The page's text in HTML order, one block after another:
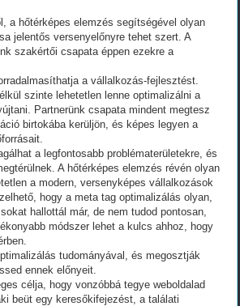
a hőtérképes elemzés segítségével olyan
jelentős versenyelőnyre tehet szert. A
szakértői csapata éppen ezekre a
a vállalkozás-fejlesztést.
szinte lehetetlen lenne optimalizálni a
Partnerünk csapata mindent megtesz
birtokába kerüljön, és képes legyen a
a legfontosabb problématerületekre, és
A hőtérképes elemzés révén olyan
a modern, versenyképes vállalkozások
hogy a meta tag optimalizálás olyan,
hallottál már, de nem tudod pontosan,
módszer lehet a kulcs ahhoz, hogy
tudományával, és megosztják
ennek előnyeit.
célja, hogy vonzóbbá tegye weboldalad
beüt egy keresőkifejezést, a találati